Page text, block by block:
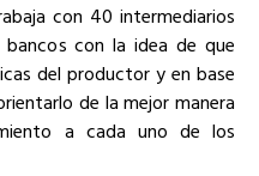
con 40 intermediarios
con la idea de que
del productor y en base
de la mejor manera
a cada uno de los